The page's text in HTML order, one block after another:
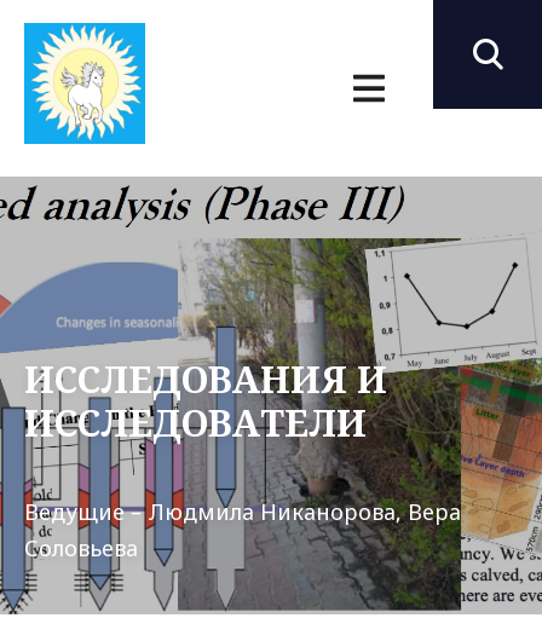
ИССЛЕДОВАНИЯ И
ИССЛЕДОВАТЕЛИ
Ведущие – Людмила Никанорова, Вера
Соловьева